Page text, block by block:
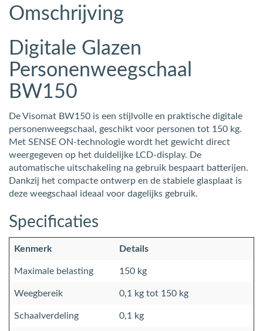
Omschrijving
Digitale Glazen
Personenweegschaal
BW150
De Visomat BW150 is een stijlvolle en praktische digitale
personenweegschaal, geschikt voor personen tot 150 kg.
Met SENSE ON-technologie wordt het gewicht direct
weergegeven op het duidelijke LCD-display. De
automatische uitschakeling na gebruik bespaart batterijen.
Dankzij het compacte ontwerp en de stabiele glasplaat is
deze weegschaal ideaal voor dagelijks gebruik.
Specificaties
Kenmerk Details
Maximale belasting 150 kg
Weegbereik 0,1 kg tot 150 kg
Schaalverdeling 0,1 kg